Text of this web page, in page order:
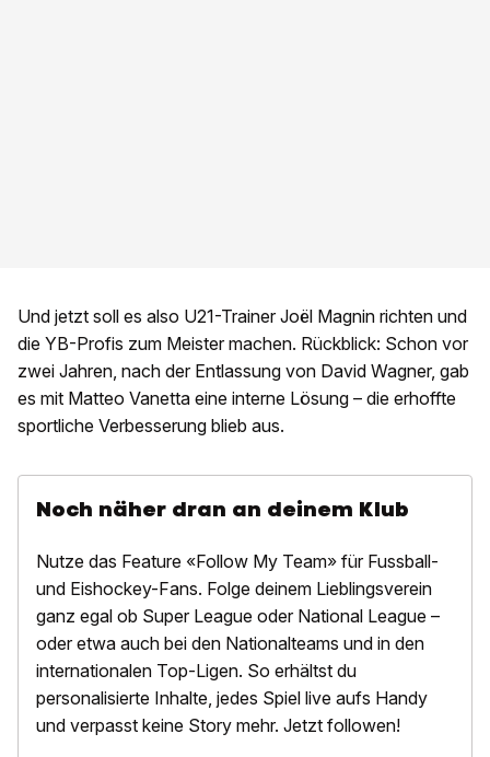
Und jetzt soll es also U21-Trainer Joël Magnin richten und
die YB-Profis zum Meister machen. Rückblick: Schon vor
zwei Jahren, nach der Entlassung von David Wagner, gab
es mit Matteo Vanetta eine interne Lösung – die erhoffte
sportliche Verbesserung blieb aus.
Noch näher dran an deinem Klub
Nutze das Feature «Follow My Team» für Fussball-
und Eishockey-Fans. Folge deinem Lieblingsverein
ganz egal ob Super League oder National League –
oder etwa auch bei den Nationalteams und in den
internationalen Top-Ligen. So erhältst du
personalisierte Inhalte, jedes Spiel live aufs Handy
und verpasst keine Story mehr. Jetzt followen!